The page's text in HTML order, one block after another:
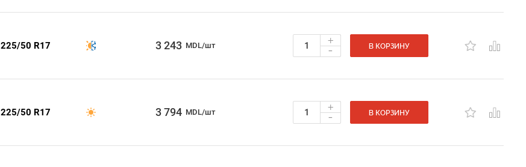
225/50 R17 3 243 MDL/шт +
- В КОРЗИНУ
225/50 R17 3 794 MDL/шт +
- В КОРЗИНУ